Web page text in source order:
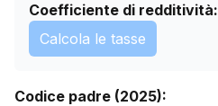
Coefficiente di redditività:
Calcola le tasse
Codice padre (2025):